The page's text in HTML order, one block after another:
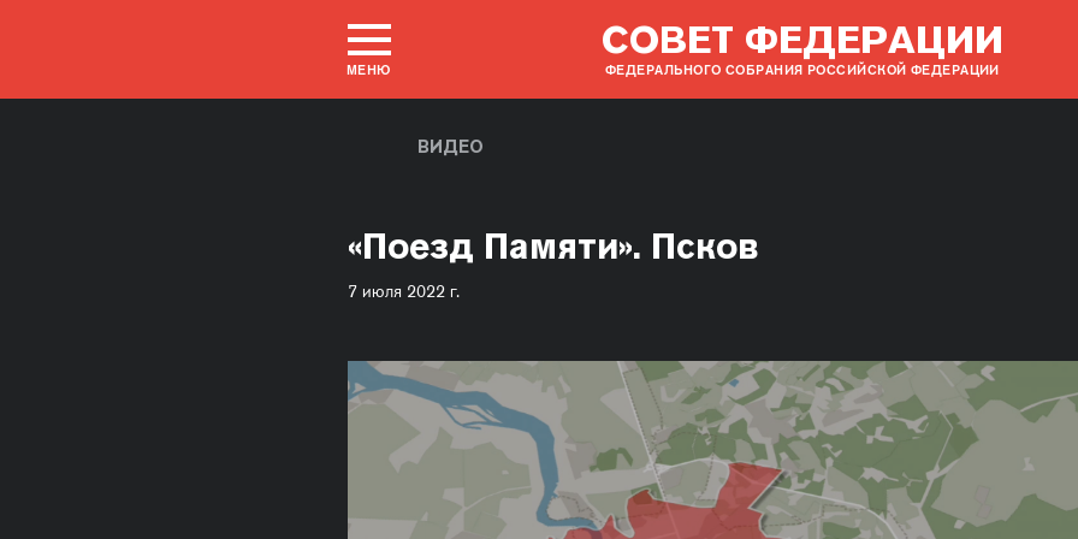
МЕНЮ
СОВЕТ ФЕДЕРАЦИИ
ФЕДЕРАЛЬНОГО СОБРАНИЯ РОССИЙСКОЙ ФЕДЕРАЦИИ
ВИДЕО
«Поезд Памяти». Псков
7 июля 2022 г.